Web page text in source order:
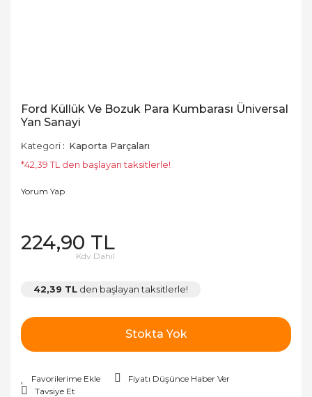
Ford Küllük Ve Bozuk Para Kumbarası Üniversal
Yan Sanayi
Kategori
Kaporta Parçaları
*42,39 TL den başlayan taksitlerle!
Yorum Yap
224,90 TL
Kdv Dahil
42,39 TL den başlayan taksitlerle!
Stokta Yok
Fiyatı Düşünce Haber Ver
Tavsiye Et